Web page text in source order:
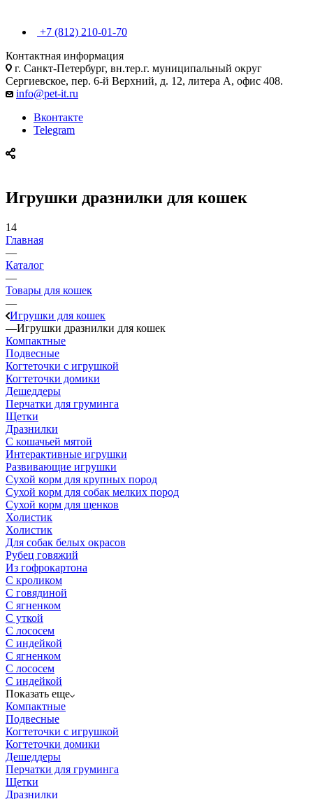
+7 (812) 210-01-70
Контактная информация
г. Санкт-Петербург, вн.тер.г. муниципальный округ
Сергиевское, пер. 6-й Верхний, д. 12, литера А, офис 408.
info@pet-it.ru
Вконтакте
Telegram
Игрушки дразнилки для кошек
14
Главная
—
Каталог
—
Товары для кошек
—
Игрушки для кошек
—Игрушки дразнилки для кошек
Компактные
Подвесные
Когтеточки с игрушкой
Когтеточки домики
Дешеддеры
Перчатки для груминга
Щетки
Дразнилки
С кошачьей мятой
Интерактивные игрушки
Развивающие игрушки
Сухой корм для крупных пород
Сухой корм для собак мелких пород
Сухой корм для щенков
Холистик
Холистик
Для собак белых окрасов
Рубец говяжий
Из гофрокартона
C кроликом
C говядиной
C ягненком
C уткой
C лососем
C индейкой
С ягненком
С лососем
С индейкой
Показать еще
Компактные
Подвесные
Когтеточки с игрушкой
Когтеточки домики
Дешеддеры
Перчатки для груминга
Щетки
Дразнилки